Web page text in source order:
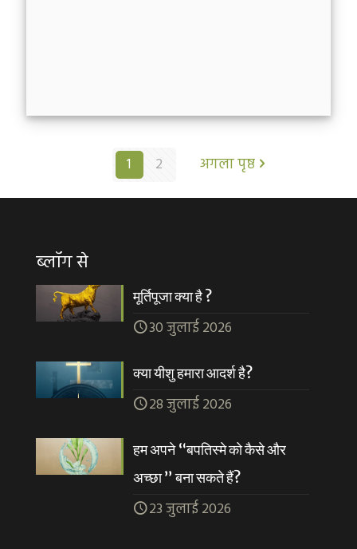
1 2 अगला पृष्ठ
ब्लॉग से
मूर्तिपूजा क्या है ?
30 जुलाई 2026
क्या यीशु हमारा आदर्श है?
28 जुलाई 2026
हम अपने “बपतिस्मे को कैसे और
अच्छा ” बना सकते हैं?
23 जुलाई 2026